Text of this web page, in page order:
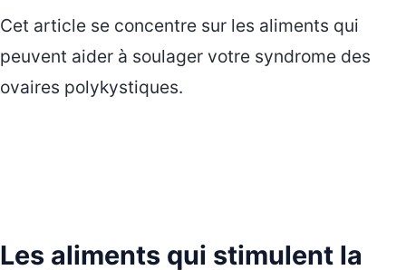
Cet article se concentre sur les aliments qui
peuvent aider à soulager votre syndrome des
ovaires polykystiques.
Les aliments qui stimulent la